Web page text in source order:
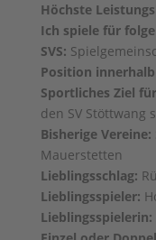
Höchste
Ich spiele für
SVS:
Position
Sportliches Ziel
den SV Stöttwang
Bisherige Vereine:
Mauerstetten
Lieblingsschlag:
Lieblingsspieler:
Lieblingsspielerin: